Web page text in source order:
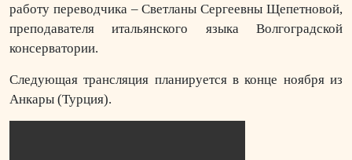
работу переводчика – Светланы Сергеевны Щепетновой,
преподавателя итальянского языка Волгоградской
консерватории.
Следующая трансляция планируется в конце ноября из
Анкары (Турция).